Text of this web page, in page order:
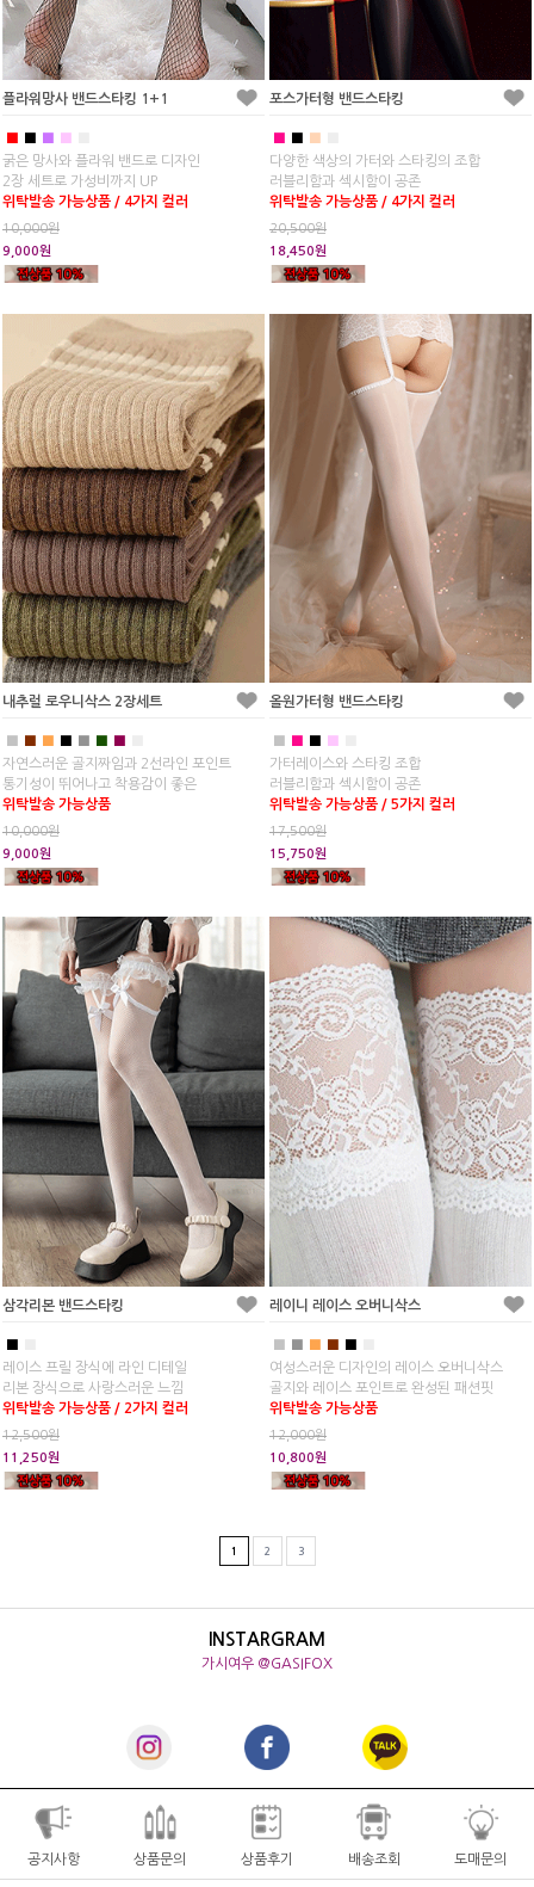
플라워망사 밴드스타킹 1+1
■ ■ ■ ■
굵은 망사와 플라워 밴드로 디자인
2장 세트로 가성비까지 UP
위탁발송 가능상품 / 4가지 컬러
10,000원
9,000원
포스가터형 밴드스타킹
■ ■ ■
다양한 색상의 가터와 스타킹의 조합
러블리함과 섹시함이 공존
위탁발송 가능상품 / 4가지 컬러
20,500원
18,450원
내추럴 로우니삭스 2장세트
■ ■ ■ ■ ■
자연스러운 골지짜임과 2선라인 포인트
통기성이 뛰어나고 착용감이 좋은
위탁발송 가능상품
10,000원
9,000원
올원가터형 밴드스타킹
■ ■
가터레이스와 스타킹 조합
러블리함과 섹시함이 공존
위탁발송 가능상품 / 5가지 컬러
17,500원
15,750원
삼각리본 밴드스타킹
■
레이스 프릴 장식에 라인 디테일
리본 장식으로 사랑스러운 느낌
위탁발송 가능상품 / 2가지 컬러
12,500원
11,250원
레이니 레이스 오버니삭스
■ ■ ■ ■ ■
여성스러운 디자인의 레이스 오버니삭스
골지와 레이스 포인트로 완성된 패션핏
위탁발송 가능상품
12,000원
10,800원
1 2 3
INSTARGRAM
가시여우 @GASIFOX
공지사항 상품문의 상품후기 배송조회 도매문의